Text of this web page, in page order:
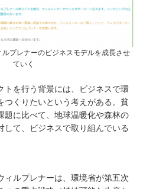
プレナーのビジネスモデルを成長させ
ていく
トを行う背景には、ビジネスで環
つくりたいという考えがある。貧
題に比べて、地球温暖化や森林の
して、ビジネスで取り組んでいる
ィルプレナーは、環境省が第五次